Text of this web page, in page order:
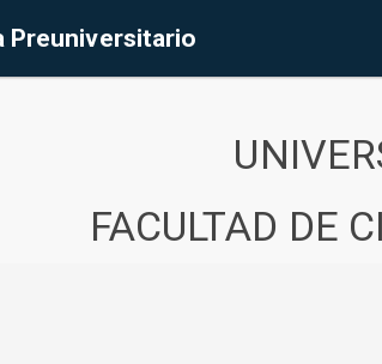
Preuniversitario
FACULTAD DE